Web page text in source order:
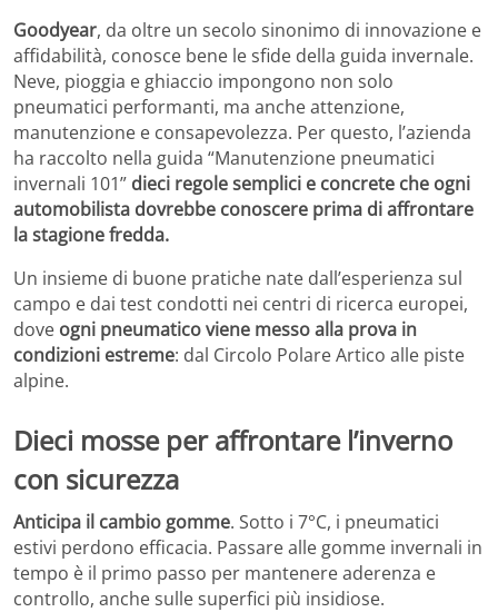
Goodyear, da oltre un secolo sinonimo di innovazione e
affidabilità, conosce bene le sfide della guida invernale.
Neve, pioggia e ghiaccio impongono non solo
pneumatici performanti, ma anche attenzione,
manutenzione e consapevolezza. Per questo, l’azienda
ha raccolto nella guida “Manutenzione pneumatici
invernali 101” dieci regole semplici e concrete che ogni
automobilista dovrebbe conoscere prima di affrontare
la stagione fredda.
Un insieme di buone pratiche nate dall’esperienza sul
campo e dai test condotti nei centri di ricerca europei,
dove ogni pneumatico viene messo alla prova in
condizioni estreme: dal Circolo Polare Artico alle piste
alpine.
Dieci mosse per affrontare l’inverno
con sicurezza
Anticipa il cambio gomme. Sotto i 7°C, i pneumatici
estivi perdono efficacia. Passare alle gomme invernali in
tempo è il primo passo per mantenere aderenza e
controllo, anche sulle superfici più insidiose.